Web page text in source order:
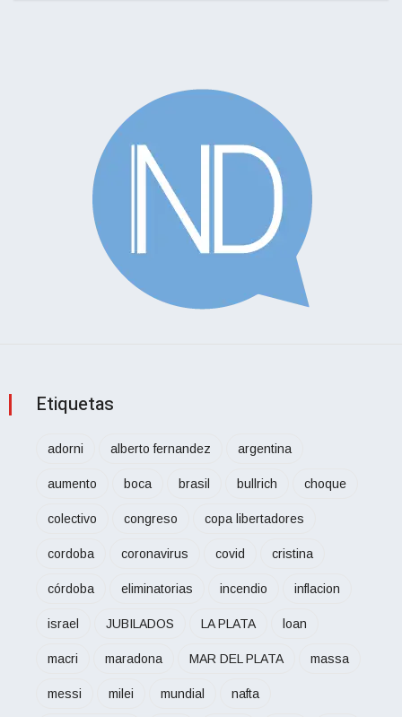
Etiquetas
adorni alberto fernandez argentina
aumento boca brasil bullrich choque
colectivo congreso copa libertadores
cordoba coronavirus covid cristina
córdoba eliminatorias incendio inflacion
israel JUBILADOS LA PLATA loan
macri maradona MAR DEL PLATA massa
messi milei mundial nafta